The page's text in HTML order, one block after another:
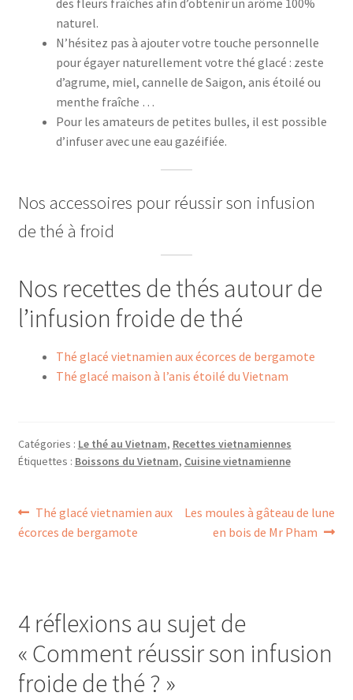
des fleurs fraîches afin d’obtenir un arôme 100%
naturel.
N’hésitez pas à ajouter votre touche personnelle
pour égayer naturellement votre thé glacé : zeste
d’agrume, miel, cannelle de Saigon, anis étoilé ou
menthe fraîche …
Pour les amateurs de petites bulles, il est possible
d’infuser avec une eau gazéifiée.
Nos accessoires pour réussir son infusion
de thé à froid
Nos recettes de thés autour de
l’infusion froide de thé
Thé glacé vietnamien aux écorces de bergamote
Thé glacé maison à l’anis étoilé du Vietnam
Catégories : Le thé au Vietnam, Recettes vietnamiennes
Étiquettes : Boissons du Vietnam, Cuisine vietnamienne
Navigation
de
Article
précédent :
Thé glacé vietnamien aux
écorces de bergamote
Article
suivant :
Les moules à gâteau de lune
en bois de Mr Pham
4 réflexions au sujet de
« Comment réussir son infusion
froide de thé ? »